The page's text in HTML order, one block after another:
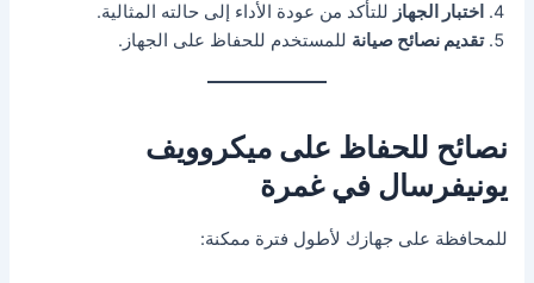
اختبار الجهاز للتأكد من عودة الأداء إلى حالته المثالية.
تقديم نصائح صيانة للمستخدم للحفاظ على الجهاز.
نصائح للحفاظ على ميكروويف
يونيفرسال في غمرة
للمحافظة على جهازك لأطول فترة ممكنة: